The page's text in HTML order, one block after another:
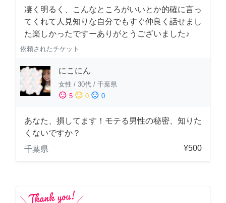
凄く明るく、こんなところがいいとか的確に言っ
てくれて人見知りな自分でもすぐ仲良く話せまし
た楽しかったですーありがとうございました♪
依頼されたチケット
にこにん
女性 / 30代 / 千葉県
sentiment_satisfied 5 sentiment_neutral 0 sentiment_dissatisfied 0
あなた、損してます！モテる男性の秘密、知りた
くないですか？
千葉県
¥500